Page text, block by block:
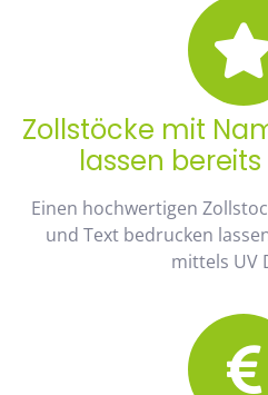
Zollstöcke mit
lassen bereits
Einen hochwertigen
und Text bedrucken
mittels UV